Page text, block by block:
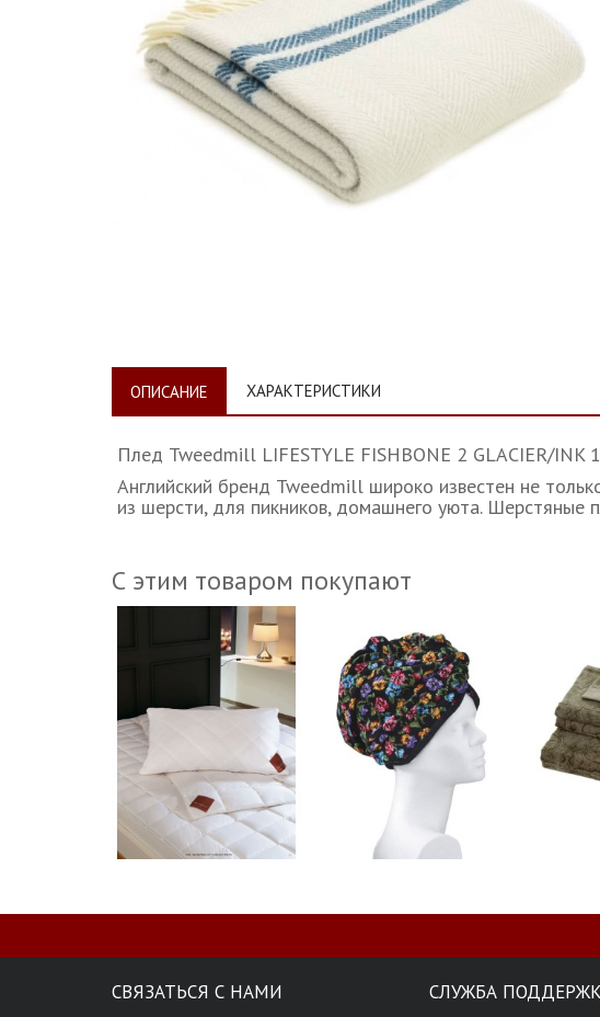
ОПИСАНИЕ ХАРАКТЕРИСТИКИ
Плед Tweedmill LIFESTYLE FISHBONE 2 GLACIER/INK
Английский бренд Tweedmill широко известен не
из шерсти, для пикников, домашнего уюта.
С этим товаром покупают
СВЯЗАТЬСЯ С НАМИ СЛУЖБА